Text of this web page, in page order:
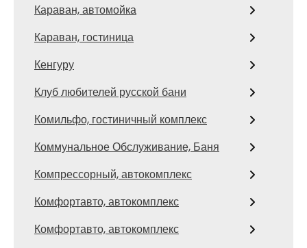
Караван, автомойка
Караван, гостиница
Кенгуру
Клуб любителей русской бани
Комильфо, гостиничный комплекс
Коммунальное Обслуживание, Баня
Компрессорный, автокомплекс
Комфортавто, автокомплекс
Комфортавто, автокомплекс